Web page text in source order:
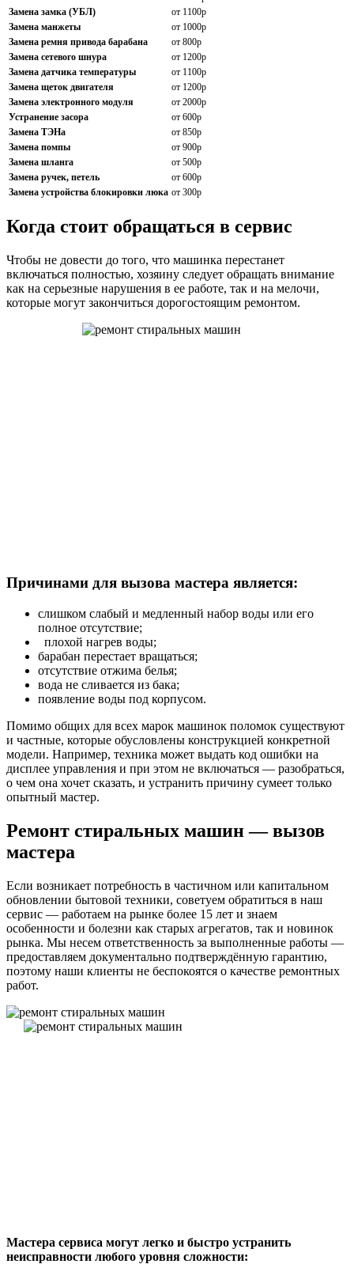
Замена замка (УБЛ)
от 1100р
Замена манжеты
от 1000р
Замена ремня привода барабана
от 800р
Замена сетевого шнура
от 1200р
Замена датчика температуры
от 1100р
Замена щеток двигателя
от 1200р
Замена электронного модуля
от 2000р
Устранение засора
от 600р
Замена ТЭНа
от 850р
Замена помпы
от 900р
Замена шланга
от 500р
Замена ручек, петель
от 600р
Замена устройства блокировки люка от 300р
Когда стоит обращаться в сервис
Чтобы не довести до того, что машинка перестанет
включаться полностью, хозяину следует обращать внимание
как на серьезные нарушения в ее работе, так и на мелочи,
которые могут закончиться дорогостоящим ремонтом.
Причинами для вызова мастера является:
слишком слабый и медленный набор воды или его
полное отсутствие;
плохой нагрев воды;
барабан перестает вращаться;
отсутствие отжима белья;
вода не сливается из бака;
появление воды под корпусом.
Помимо общих для всех марок машинок поломок существуют
и частные, которые обусловлены конструкцией конкретной
модели. Например, техника может выдать код ошибки на
дисплее управления и при этом не включаться — разобраться,
о чем она хочет сказать, и устранить причину сумеет только
опытный мастер.
Ремонт стиральных машин — вызов
мастера
Если возникает потребность в частичном или капитальном
обновлении бытовой техники, советуем обратиться в наш
сервис — работаем на рынке более 15 лет и знаем
особенности и болезни как старых агрегатов, так и новинок
рынка. Мы несем ответственность за выполненные работы —
предоставляем документально подтверждённую гарантию,
поэтому наши клиенты не беспокоятся о качестве ремонтных
работ.
Мастера сервиса могут легко и быстро устранить
неисправности любого уровня сложности: